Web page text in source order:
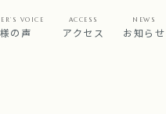
VOICE
の声
ACCESS
アクセス
NEWS
お知らせ